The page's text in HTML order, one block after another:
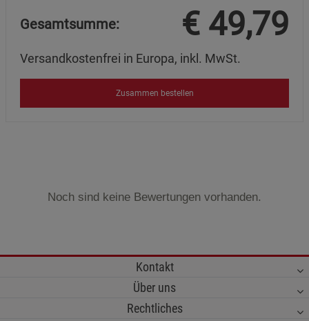
Gesamtsumme: € 49,79
Versandkostenfrei in Europa, inkl. MwSt.
Zusammen bestellen
Noch sind keine Bewertungen vorhanden.
Kontakt
Über uns
Rechtliches